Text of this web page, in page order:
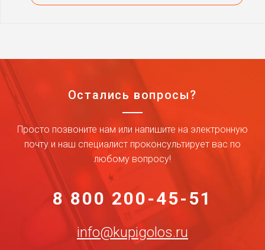
Остались вопросы?
Просто позвоните нам или напишите на электронную
почту и наш специалист проконсультирует вас по
любому вопросу!
8 800 200-45-51
info@kupigolos.ru